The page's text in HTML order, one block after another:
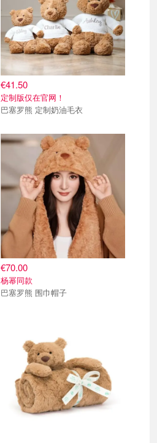
€41.50
定制版仅在官网！
巴塞罗熊 定制奶油毛衣
€70.00
杨幂同款
巴塞罗熊 围巾帽子